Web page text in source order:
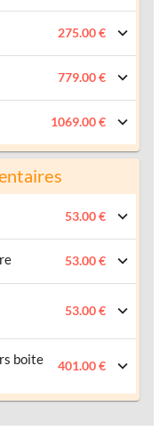
275.00 €
779.00 €
1069.00 €
53.00 €
53.00 €
53.00 €
boite
401.00 €